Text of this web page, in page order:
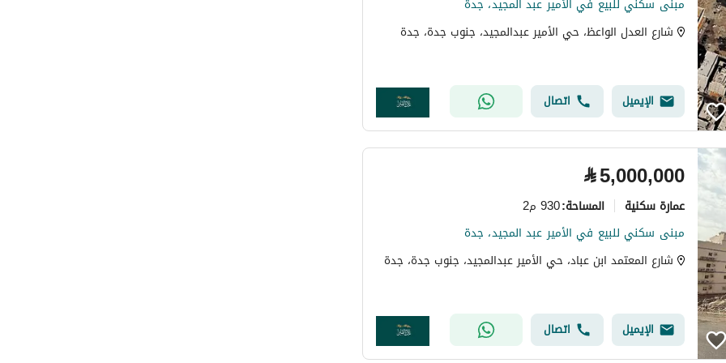
شارع العدل الواعظ، حي الأمير عبدالمجيد، جنوب جدة، جدة
الإيميل اتصال
⃁5,000,000
عمارة سكنية المساحة:930 م2
مبنى سكني للبيع في الأمير عبد المجيد، جدة
شارع المعتمد ابن عباد، حي الأمير عبدالمجيد، جنوب جدة، جدة
الإيميل اتصال